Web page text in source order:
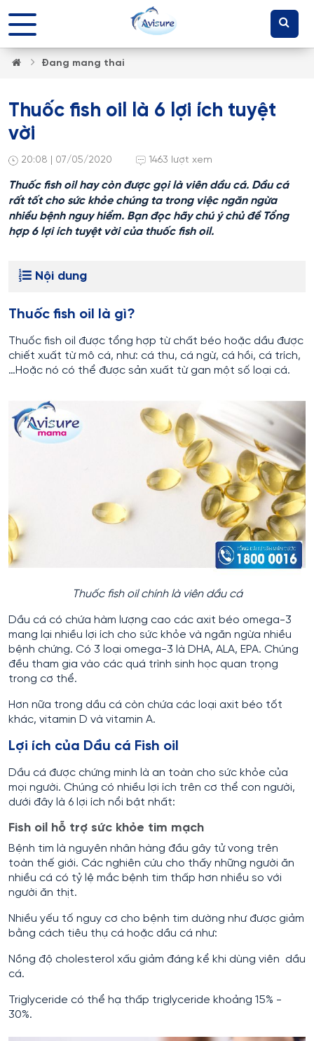
Đang mang thai
Thuốc fish oil là 6 lợi ích tuyệt
vời
20:08 | 07/05/2020 1463 lượt xem
Thuốc fish oil hay còn được gọi là viên dầu cá. Dầu cá
rất tốt cho sức khỏe chúng ta trong việc ngăn ngừa
nhiều bệnh nguy hiểm. Bạn đọc hãy chú ý chủ đề Tổng
hợp 6 lợi ích tuyệt vời của thuốc fish oil.
Nội dung
Thuốc fish oil là gì?
Thuốc fish oil được tổng hợp từ chất béo hoặc dầu được
chiết xuất từ ​​mô cá, như: cá thu, cá ngừ, cá hồi, cá trích,
…Hoặc nó có thể được sản xuất từ gan một số loại cá.
Thuốc fish oil chính là viên dầu cá
Dầu cá có chứa hàm lượng cao các axit béo omega-3
mang lại nhiều lợi ích cho sức khỏe và ngăn ngừa nhiều
bệnh chứng. Có 3 loại omega-3 là DHA, ALA, EPA. Chúng
đều tham gia vào các quá trình sinh học quan trọng
trong cơ thể.
Hơn nữa trong dầu cá còn chứa các loại axit béo tốt
khác, vitamin D và vitamin A.
Lợi ích của Dầu cá Fish oil
Dầu cá được chứng minh là an toàn cho sức khỏe của
mọi người. Chúng có nhiều lợi ích trên cơ thể con người,
dưới đây là 6 lợi ích nổi bật nhất:
Fish oil hỗ trợ sức khỏe tim mạch
Bệnh tim là nguyên nhân hàng đầu gây tử vong trên
toàn thế giới. Các nghiên cứu cho thấy những người ăn
nhiều cá có tỷ lệ mắc bệnh tim thấp hơn nhiều so với
người ăn thịt.
Nhiều yếu tố nguy cơ cho bệnh tim dường như được giảm
bằng cách tiêu thụ cá hoặc dầu cá như:
Nồng độ cholesterol xấu giảm đáng kể khi dùng viên dầu
cá.
Triglyceride có thể hạ thấp triglyceride khoảng 15% -
30%.